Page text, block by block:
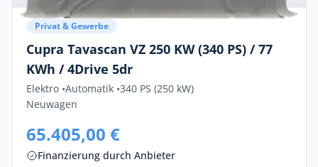
Privat & Gewerbe
Cupra Tavascan VZ 250 KW (340 PS) / 77
KWh / 4Drive 5dr
Elektro •Automatik •340 PS (250 kW)
Neuwagen
65.405,00 €
Finanzierung durch Anbieter